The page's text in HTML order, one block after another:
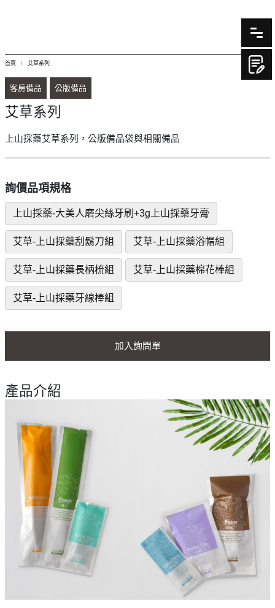
首頁 艾草系列
客房備品 公版備品
艾草系列
上山採藥艾草系列，公版備品袋與相關備品
詢價品項規格
上山採藥-大美人磨尖絲牙刷+3g上山採藥牙膏
艾草-上山採藥刮鬍刀組 艾草-上山採藥浴帽組
艾草-上山採藥長柄梳組 艾草-上山採藥棉花棒組
艾草-上山採藥牙線棒組
加入詢問單
產品介紹